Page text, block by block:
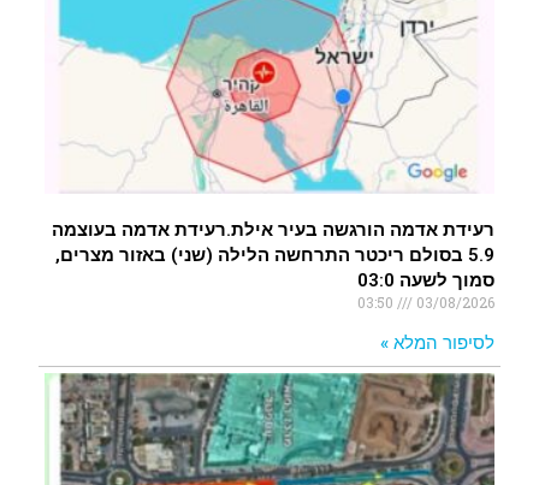
רעידת אדמה הורגשה בעיר אילת.רעידת אדמה בעוצמה
5.9 בסולם ריכטר התרחשה הלילה (שני) באזור מצרים,
סמוך לשעה 03:0
03/08/2026
לסיפור המלא »